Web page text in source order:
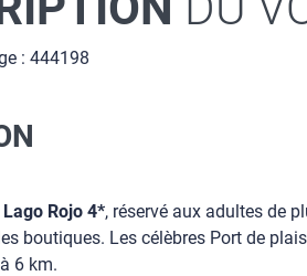
: 444198
Rojo 4*, réservé aux adultes de
boutiques. Les célèbres Port de
6 km.